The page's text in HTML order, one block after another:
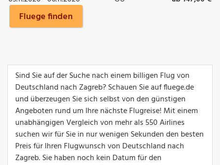
Fluege finden
Sind Sie auf der Suche nach einem billigen Flug von
Deutschland nach Zagreb? Schauen Sie auf fluege.de
und überzeugen Sie sich selbst von den günstigen
Angeboten rund um Ihre nächste Flugreise! Mit einem
unabhängigen Vergleich von mehr als 550 Airlines
suchen wir für Sie in nur wenigen Sekunden den besten
Preis für Ihren Flugwunsch von Deutschland nach
Zagreb. Sie haben noch kein Datum für den